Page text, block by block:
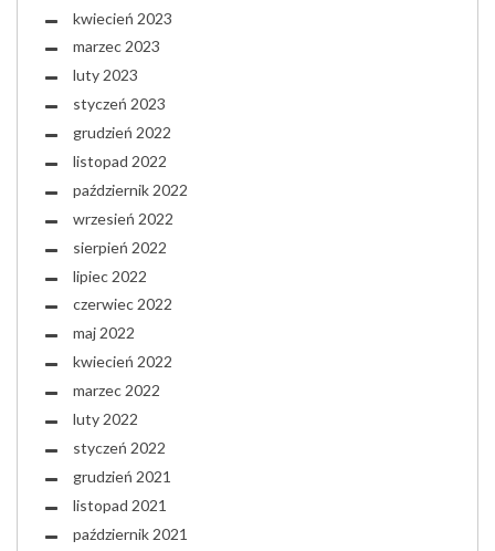
kwiecień 2023
marzec 2023
luty 2023
styczeń 2023
grudzień 2022
listopad 2022
październik 2022
wrzesień 2022
sierpień 2022
lipiec 2022
czerwiec 2022
maj 2022
kwiecień 2022
marzec 2022
luty 2022
styczeń 2022
grudzień 2021
listopad 2021
październik 2021